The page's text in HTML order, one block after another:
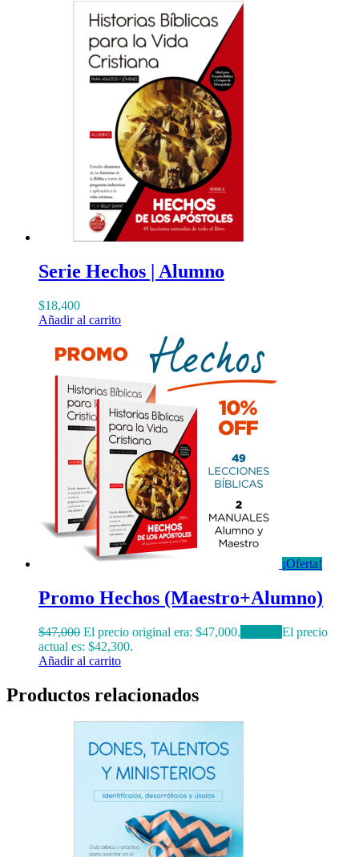
Serie Hechos | Alumno
$18,400
Añadir al carrito
¡Oferta!
Promo Hechos (Maestro+Alumno)
$47,000 El precio original era: $47,000.
El precio
actual es: $42,300.
Añadir al carrito
Productos relacionados